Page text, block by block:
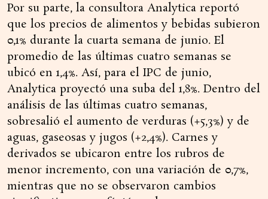
Por su parte, la consultora Analytica reportó
que los precios de alimentos y bebidas subieron
0,1% durante la cuarta semana de junio. El
promedio de las últimas cuatro semanas se
ubicó en 1,4%. Así, para el IPC de junio,
Analytica proyectó una suba del 1,8%. Dentro del
análisis de las últimas cuatro semanas,
sobresalió el aumento de verduras (+5,3%) y de
aguas, gaseosas y jugos (+2,4%). Carnes y
derivados se ubicaron entre los rubros de
menor incremento, con una variación de 0,7%,
mientras que no se observaron cambios